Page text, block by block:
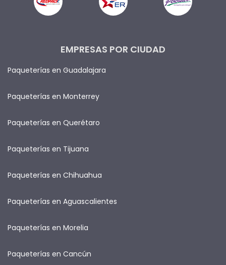
EMPRESAS POR CIUDAD
Paqueterías en Guadalajara
Paqueterías en Monterrey
Paqueterías en Querétaro
Paqueterías en Tijuana
Paqueterías en Chihuahua
Paqueterías en Aguascalientes
Paqueterías en Morelia
Paqueterías en Cancún